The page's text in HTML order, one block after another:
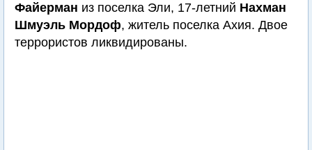
Файерман из поселка Эли, 17-летний Нахман
Шмуэль Мордоф, житель поселка Ахия. Двое
террористов ликвидированы.